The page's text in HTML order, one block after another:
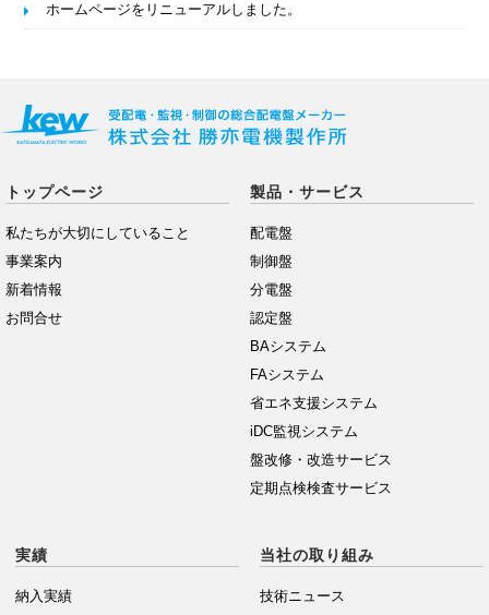
ホームページをリニューアルしました。
トップページ
私たちが大切にしていること
事業案内
新着情報
お問合せ
製品・サービス
配電盤
制御盤
分電盤
認定盤
BAシステム
FAシステム
省エネ支援システム
iDC監視システム
盤改修・改造サービス
定期点検検査サービス
実績
納入実績
当社の取り組み
技術ニュース